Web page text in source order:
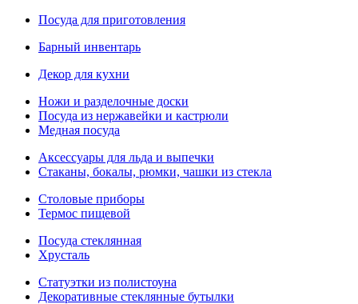
Посуда для приготовления
Барный инвентарь
Декор для кухни
Ножи и разделочные доски
Посуда из нержавейки и кастрюли
Медная посуда
Аксессуары для льда и выпечки
Стаканы, бокалы, рюмки, чашки из стекла
Столовые приборы
Термос пищевой
Посуда стеклянная
Хрусталь
Статуэтки из полистоуна
Декоративные стеклянные бутылки